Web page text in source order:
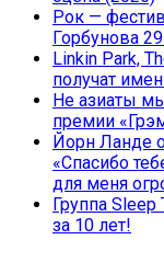
Рок —
Горбунова
Linkin Park,
получат
Не азиаты
премии
Йорн Ланде
«Спасибо
для меня
Группа Sleep
за 10 лет!